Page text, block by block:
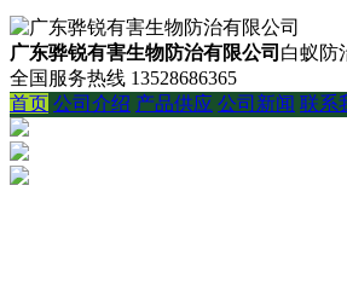
广东骅锐有害生物防治有限公司 白蚁防
全国服务热线 13528686365
首页 公司介绍 产品供应 公司新闻 联系